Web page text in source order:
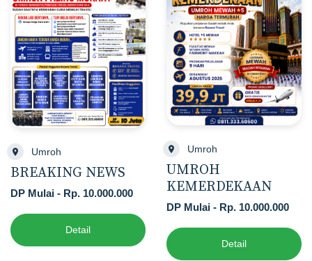
Umroh
BREAKING NEWS
DP Mulai - Rp. 10.000.000
Detail
Umroh
UMROH
KEMERDEKAAN
DP Mulai - Rp. 10.000.000
Detail